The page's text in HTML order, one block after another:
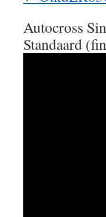
Autocross
Standaard